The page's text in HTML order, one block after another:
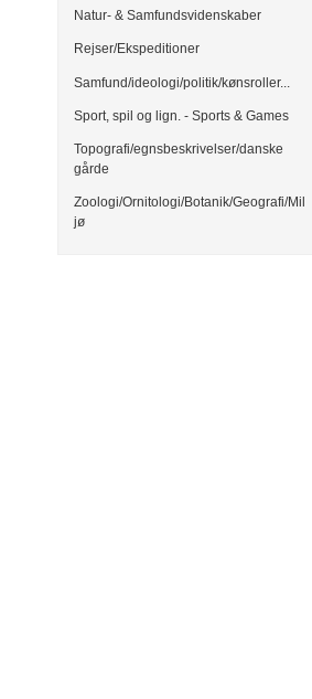
Natur- & Samfundsvidenskaber
Rejser/Ekspeditioner
Samfund/ideologi/politik/kønsroller...
Sport, spil og lign. - Sports & Games
Topografi/egnsbeskrivelser/danske
gårde
Zoologi/Ornitologi/Botanik/Geografi/Mil
jø